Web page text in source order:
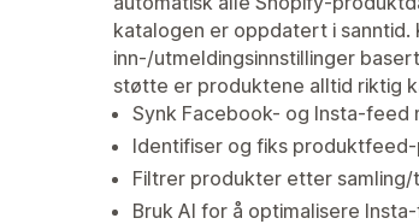
katalogen er oppdatert i
inn-/utmeldingsinnstillinger
støtte er produktene alltid riktig
Synk Facebook- og Insta-feed
Identifiser og fiks
Filtrer produkter etter
Bruk AI for å optimalisere